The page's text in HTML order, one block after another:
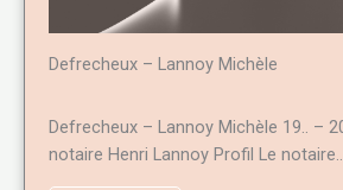
Defrecheux – Lannoy Michèle
Defrecheux – Lannoy Michèle 19.. –
notaire Henri Lannoy Profil Le